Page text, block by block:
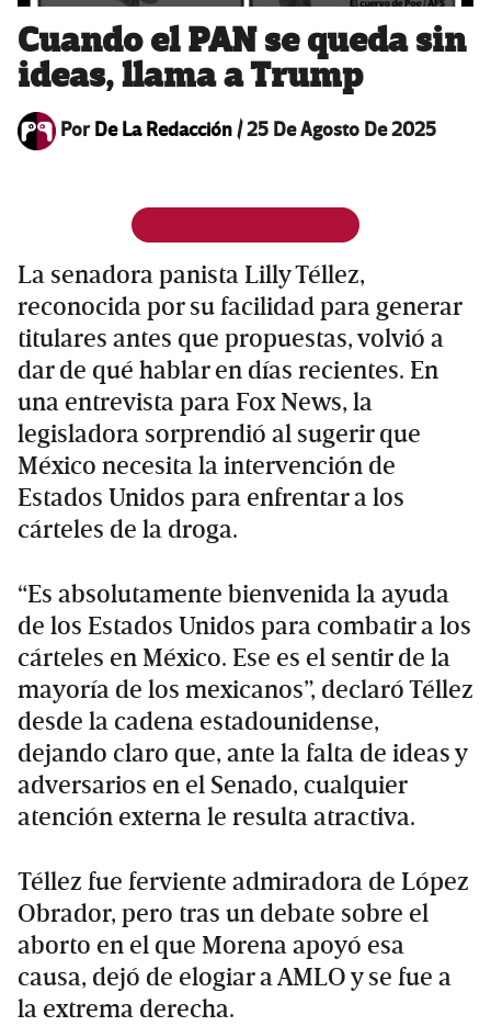
Cuando el PAN se queda sin
ideas, llama a Trump
PorDe La Redacción/25 De Agosto De 2025
La senadora panista Lilly Téllez,
reconocida por su facilidad para generar
titulares antes que propuestas, volvió a
dar de qué hablar en días recientes. En
una entrevista para Fox News, la
legisladora sorprendió al sugerir que
México necesita la intervención de
Estados Unidos para enfrentar a los
cárteles de la droga.
“Es absolutamente bienvenida la ayuda
de los Estados Unidos para combatir a los
cárteles en México. Ese es el sentir de la
mayoría de los mexicanos”, declaró Téllez
desde la cadena estadounidense,
dejando claro que, ante la falta de ideas y
adversarios en el Senado, cualquier
atención externa le resulta atractiva.
Téllez fue ferviente admiradora de López
Obrador, pero tras un debate sobre el
aborto en el que Morena apoyó esa
causa, dejó de elogiar a AMLO y se fue a
la extrema derecha.